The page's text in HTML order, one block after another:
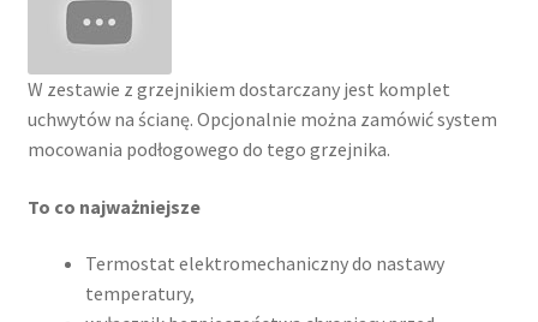
W zestawie z grzejnikiem dostarczany jest komplet
uchwytów na ścianę. Opcjonalnie można zamówić system
mocowania podłogowego do tego grzejnika.
To co najważniejsze
Termostat elektromechaniczny do nastawy
temperatury,